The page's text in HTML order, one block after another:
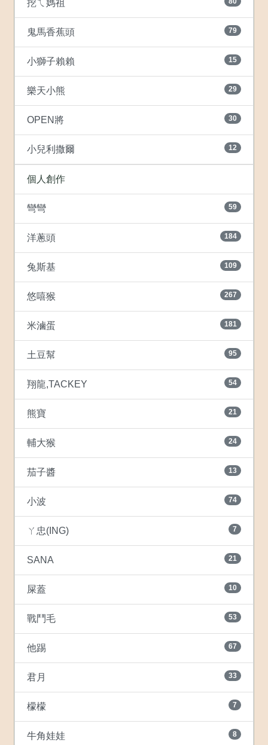
挖ㄟ媽祖
鬼馬香蕉頭 79
小獅子賴賴 15
樂天小熊 29
OPEN將 30
小兒利撒爾 12
個人創作
彎彎 59
洋蔥頭 184
兔斯基 109
悠嘻猴 267
米滷蛋 181
土豆幫 95
翔龍,TACKEY 54
熊寶 21
輔大猴 24
茄子醬 13
小波 74
ㄚ忠(ING) 7
SANA 21
屎蓋 10
戰鬥毛 53
他踢 67
君月 33
檬檬 7
牛角娃娃 8